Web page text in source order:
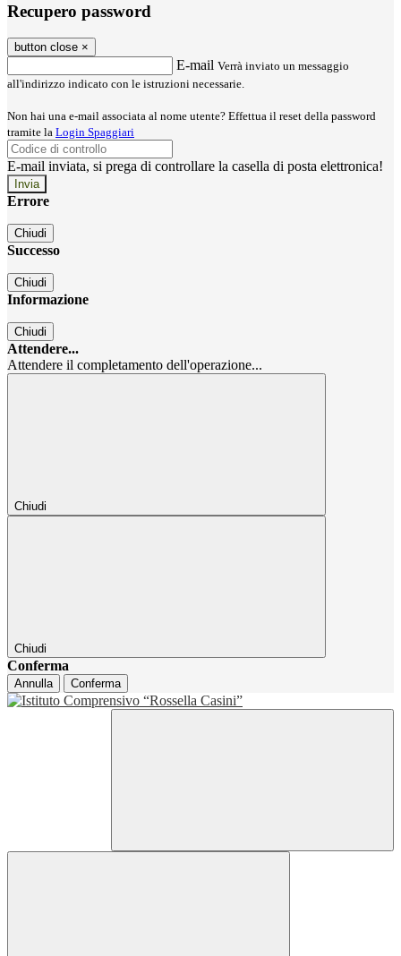
Recupero password
button close ×
E-mail Verrà inviato un messaggio
all'indirizzo indicato con le istruzioni necessarie.
Non hai una e-mail associata al nome utente? Effettua il reset della password
tramite la Login Spaggiari
E-mail inviata, si prega di controllare la casella di posta elettronica!
Errore
Chiudi
Successo
Chiudi
Informazione
Chiudi
Attendere...
Attendere il completamento dell'operazione...
Chiudi
Chiudi
Conferma
Annulla Conferma